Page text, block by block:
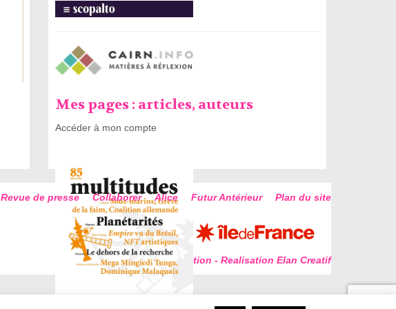
Mes pages : articles, auteurs
Accéder à mon compte
Revue de presse Collaborer Alice Futur Antérieur Plan du site
Conception - Realisation Elan Creatif